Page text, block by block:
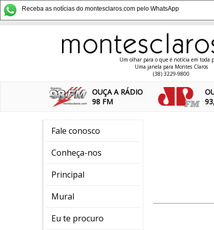
Receba as notícias do montesclaros.com pelo WhatsApp
Um olhar para o que é notícia em toda
Uma janela para Montes Claros
(38) 3229-9800
OUÇA A RÁDIO
98 FM
Fale conosco
Conheça-nos
Principal
Mural
Eu te procuro